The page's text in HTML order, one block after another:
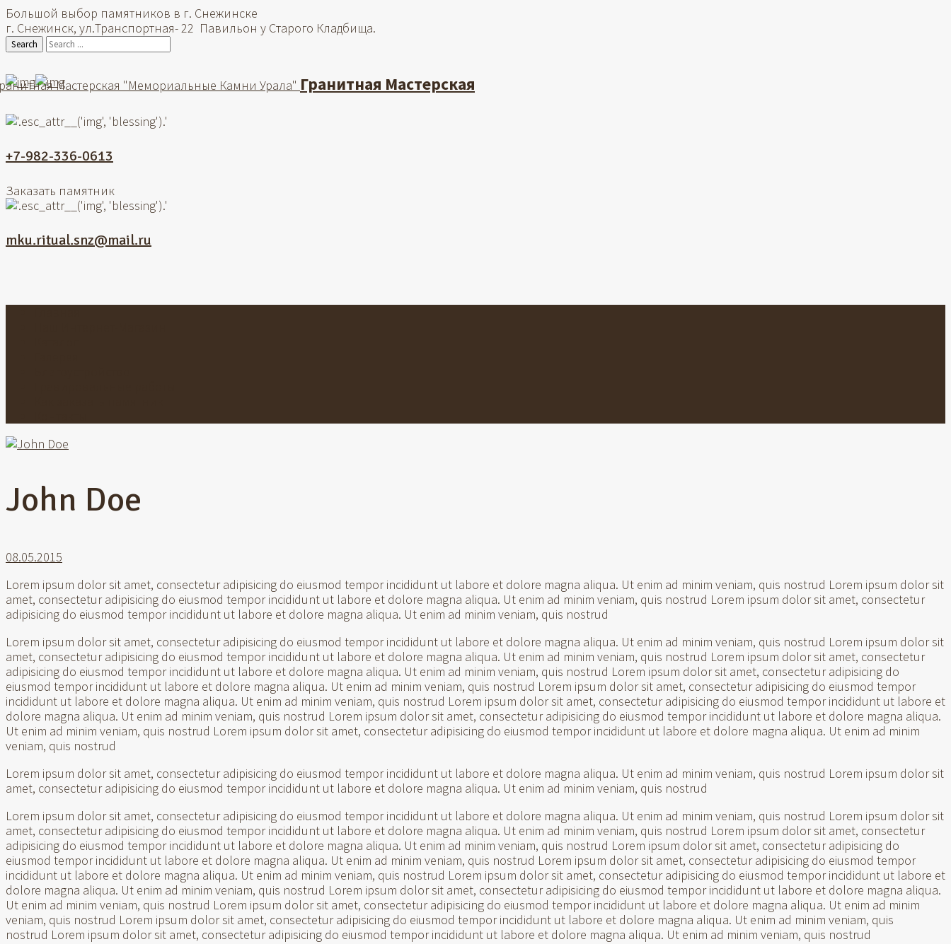
Большой выбор памятников в г. Снежинске
г. Снежинск, ул.Транспортная- 22 Павильон у Старого Кладбища.
Search
Мастерская "Мемориальные Камни Урала" Гранитная Мастерская
+7-982-336-0613
Заказать памятник
mku.ritual.snz@mail.ru
John Doe
08.05.2015
Lorem ipsum dolor sit amet, consectetur adipisicing do eiusmod tempor incididunt ut labore et dolore magna aliqua. Ut enim ad minim veniam, quis nostrud Lorem ipsum dolor sit
amet, consectetur adipisicing do eiusmod tempor incididunt ut labore et dolore magna aliqua. Ut enim ad minim veniam, quis nostrud Lorem ipsum dolor sit amet, consectetur
adipisicing do eiusmod tempor incididunt ut labore et dolore magna aliqua. Ut enim ad minim veniam, quis nostrud
Lorem ipsum dolor sit amet, consectetur adipisicing do eiusmod tempor incididunt ut labore et dolore magna aliqua. Ut enim ad minim veniam, quis nostrud Lorem ipsum dolor sit
amet, consectetur adipisicing do eiusmod tempor incididunt ut labore et dolore magna aliqua. Ut enim ad minim veniam, quis nostrud Lorem ipsum dolor sit amet, consectetur
adipisicing do eiusmod tempor incididunt ut labore et dolore magna aliqua. Ut enim ad minim veniam, quis nostrud Lorem ipsum dolor sit amet, consectetur adipisicing do
eiusmod tempor incididunt ut labore et dolore magna aliqua. Ut enim ad minim veniam, quis nostrud Lorem ipsum dolor sit amet, consectetur adipisicing do eiusmod tempor
incididunt ut labore et dolore magna aliqua. Ut enim ad minim veniam, quis nostrud Lorem ipsum dolor sit amet, consectetur adipisicing do eiusmod tempor incididunt ut labore et
dolore magna aliqua. Ut enim ad minim veniam, quis nostrud Lorem ipsum dolor sit amet, consectetur adipisicing do eiusmod tempor incididunt ut labore et dolore magna aliqua.
Ut enim ad minim veniam, quis nostrud Lorem ipsum dolor sit amet, consectetur adipisicing do eiusmod tempor incididunt ut labore et dolore magna aliqua. Ut enim ad minim
veniam, quis nostrud
Lorem ipsum dolor sit amet, consectetur adipisicing do eiusmod tempor incididunt ut labore et dolore magna aliqua. Ut enim ad minim veniam, quis nostrud Lorem ipsum dolor sit
amet, consectetur adipisicing do eiusmod tempor incididunt ut labore et dolore magna aliqua. Ut enim ad minim veniam, quis nostrud
Lorem ipsum dolor sit amet, consectetur adipisicing do eiusmod tempor incididunt ut labore et dolore magna aliqua. Ut enim ad minim veniam, quis nostrud Lorem ipsum dolor sit
amet, consectetur adipisicing do eiusmod tempor incididunt ut labore et dolore magna aliqua. Ut enim ad minim veniam, quis nostrud Lorem ipsum dolor sit amet, consectetur
adipisicing do eiusmod tempor incididunt ut labore et dolore magna aliqua. Ut enim ad minim veniam, quis nostrud Lorem ipsum dolor sit amet, consectetur adipisicing do
eiusmod tempor incididunt ut labore et dolore magna aliqua. Ut enim ad minim veniam, quis nostrud Lorem ipsum dolor sit amet, consectetur adipisicing do eiusmod tempor
incididunt ut labore et dolore magna aliqua. Ut enim ad minim veniam, quis nostrud Lorem ipsum dolor sit amet, consectetur adipisicing do eiusmod tempor incididunt ut labore et
dolore magna aliqua. Ut enim ad minim veniam, quis nostrud Lorem ipsum dolor sit amet, consectetur adipisicing do eiusmod tempor incididunt ut labore et dolore magna aliqua.
Ut enim ad minim veniam, quis nostrud Lorem ipsum dolor sit amet, consectetur adipisicing do eiusmod tempor incididunt ut labore et dolore magna aliqua. Ut enim ad minim
veniam, quis nostrud Lorem ipsum dolor sit amet, consectetur adipisicing do eiusmod tempor incididunt ut labore et dolore magna aliqua. Ut enim ad minim veniam, quis
nostrud Lorem ipsum dolor sit amet, consectetur adipisicing do eiusmod tempor incididunt ut labore et dolore magna aliqua. Ut enim ad minim veniam, quis nostrud